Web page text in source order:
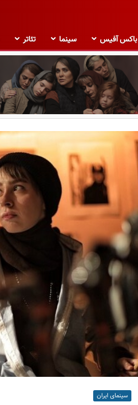
باکس آفیس سینما تئاتر
سینمای ایران